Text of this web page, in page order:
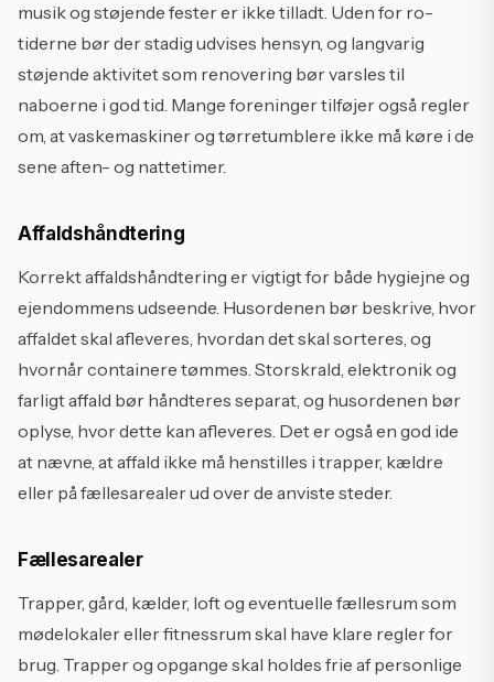
musik og støjende fester er ikke tilladt. Uden for ro-
tiderne bør der stadig udvises hensyn, og langvarig
støjende aktivitet som renovering bør varsles til
naboerne i god tid. Mange foreninger tilføjer også regler
om, at vaskemaskiner og tørretumblere ikke må køre i de
sene aften- og nattetimer.
Affaldshåndtering
Korrekt affaldshåndtering er vigtigt for både hygiejne og
ejendommens udseende. Husordenen bør beskrive, hvor
affaldet skal afleveres, hvordan det skal sorteres, og
hvornår containere tømmes. Storskrald, elektronik og
farligt affald bør håndteres separat, og husordenen bør
oplyse, hvor dette kan afleveres. Det er også en god ide
at nævne, at affald ikke må henstilles i trapper, kældre
eller på fællesarealer ud over de anviste steder.
Fællesarealer
Trapper, gård, kælder, loft og eventuelle fællesrum som
mødelokaler eller fitnessrum skal have klare regler for
brug. Trapper og opgange skal holdes frie af personlige